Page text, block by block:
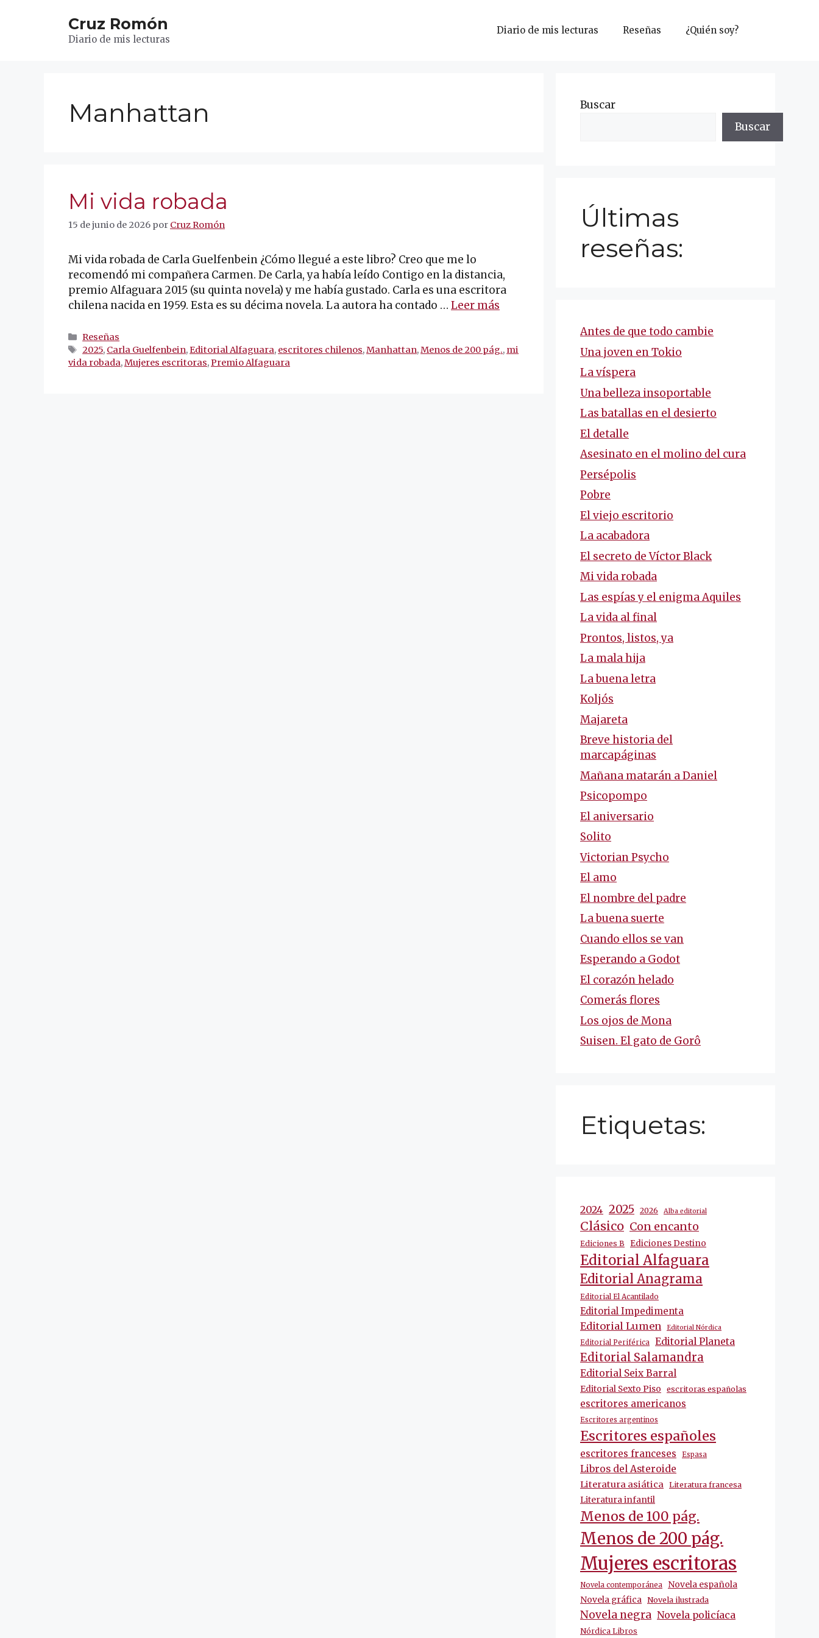
Cruz Romón
Diario de mis lecturas
Diario de mis lecturas Reseñas ¿Quién soy?
Manhattan
Mi vida robada
15 de junio de 2026 por Cruz Romón
Mi vida robada de Carla Guelfenbein ¿Cómo llegué a este libro? Creo que me lo
recomendó mi compañera Carmen. De Carla, ya había leído Contigo en la distancia,
premio Alfaguara 2015 (su quinta novela) y me había gustado. Carla es una escritora
chilena nacida en 1959. Esta es su décima novela. La autora ha contado … Leer más
Categorías
Reseñas
Etiquetas
2025, Carla Guelfenbein,Editorial Alfaguara, escritores chilenos,Manhattan,Menos de 200 pág., mi
vida robada,Mujeres escritoras,Premio Alfaguara
Buscar
Buscar
Últimas
reseñas:
Antes de que todo cambie
Una joven en Tokio
La víspera
Una belleza insoportable
Las batallas en el desierto
El detalle
Asesinato en el molino del cura
Persépolis
Pobre
El viejo escritorio
La acabadora
El secreto de Víctor Black
Mi vida robada
Las espías y el enigma Aquiles
La vida al final
Prontos, listos, ya
La mala hija
La buena letra
Koljós
Majareta
Breve historia del
marcapáginas
Mañana matarán a Daniel
Psicopompo
El aniversario
Solito
Victorian Psycho
El amo
El nombre del padre
La buena suerte
Cuando ellos se van
Esperando a Godot
El corazón helado
Comerás flores
Los ojos de Mona
Suisen. El gato de Gorô
Etiquetas:
2024 2025 2026 Alba editorial
Clásico Con encanto
Ediciones B Ediciones Destino
Editorial Alfaguara
Editorial Anagrama
Editorial El Acantilado
Editorial Impedimenta
Editorial Lumen Editorial Nórdica
Editorial Periférica Editorial Planeta
Editorial Salamandra
Editorial Seix Barral
Editorial Sexto Piso escritoras españolas
escritores americanos
Escritores argentinos
Escritores españoles
escritores franceses Espasa
Libros del Asteroide
Literatura asiática Literatura francesa
Literatura infantil
Menos de 100 pág.
Menos de 200 pág.
Mujeres escritoras
Novela contemporánea
Novela española
Novela gráfica Novela ilustrada
Novela negra Novela policíaca
Nórdica Libros